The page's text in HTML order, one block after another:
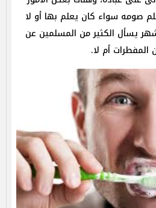
صومه سواء كان يعلم بها أو لا
يسأل الكثير من المسلمين عن
أم لا.